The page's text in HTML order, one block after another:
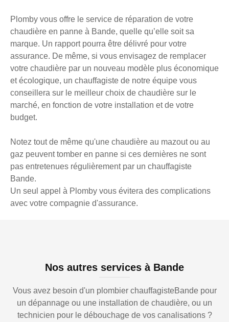
Plomby vous offre le service de réparation de votre
chaudière en panne à Bande, quelle qu’elle soit sa
marque. Un rapport pourra être délivré pour votre
assurance. De même, si vous envisagez de remplacer
votre chaudière par un nouveau modèle plus économique
et écologique, un chauffagiste de notre équipe vous
conseillera sur le meilleur choix de chaudière sur le
marché, en fonction de votre installation et de votre
budget.
Notez tout de même qu'une chaudière au mazout ou au
gaz peuvent tomber en panne si ces dernières ne sont
pas entretenues régulièrement par un chauffagiste
Bande.
Un seul appel à Plomby vous évitera des complications
avec votre compagnie d'assurance.
Nos autres services à Bande
Vous avez besoin d'un plombier chauffagisteBande pour
un dépannage ou une installation de chaudière, ou un
technicien pour le débouchage de vos canalisations ?